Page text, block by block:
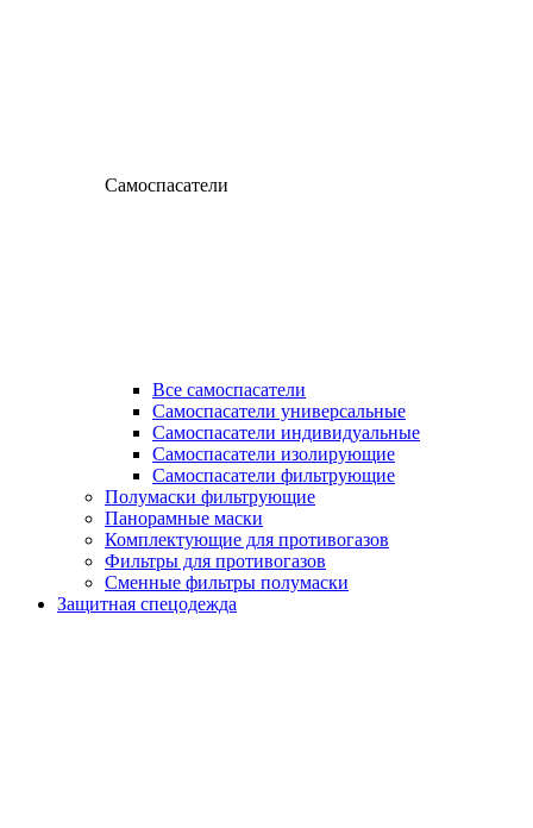
Самоспасатели
Все самоспасатели
Самоспасатели универсальные
Самоспасатели индивидуальные
Самоспасатели изолирующие
Самоспасатели фильтрующие
Полумаски фильтрующие
Панорамные маски
Комплектующие для противогазов
Фильтры для противогазов
Сменные фильтры полумаски
Защитная спецодежда